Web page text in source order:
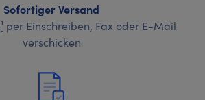
Sofortiger Versand
per Einschreiben, Fax oder E-Mail
verschicken